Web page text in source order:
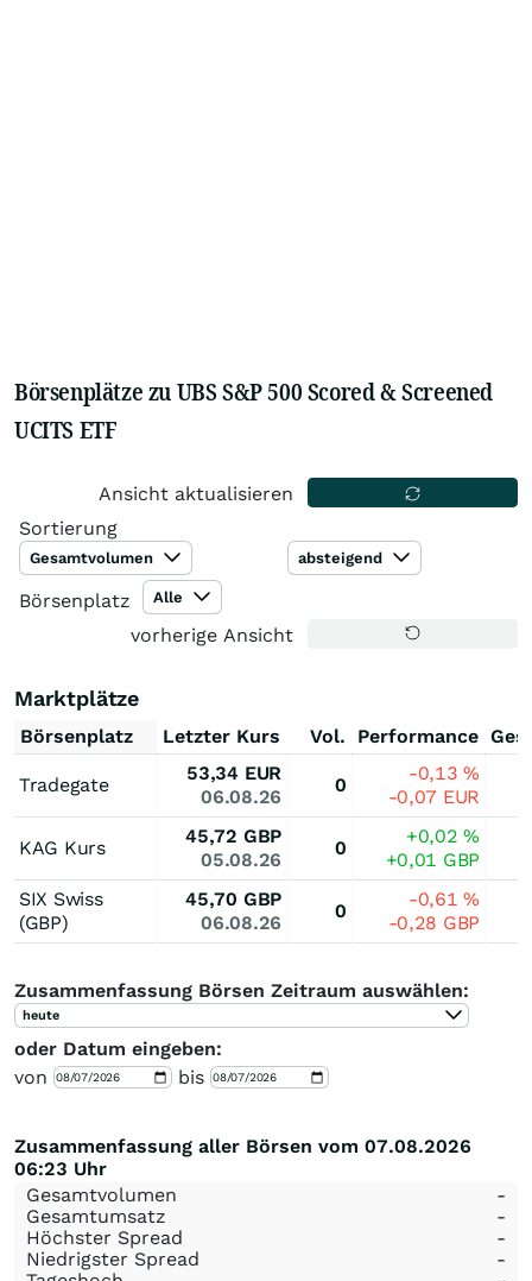
Börsenplätze zu UBS S&P 500 Scored & Screened
UCITS ETF
Ansicht aktualisieren
Sortierung
Gesamtvolumen absteigend
Börsenplatz Alle
vorherige Ansicht
Marktplätze
Börsenplatz Letzter Kurs Vol. Performance
Tradegate
53,34 EUR
06.08.26
0
-0,13%
-0,07 EUR
KAG Kurs
45,72 GBP
05.08.26
0
+0,02%
+0,01 GBP
SIX Swiss
(GBP)
45,70 GBP
06.08.26
0
-0,61%
-0,28 GBP
Zusammenfassung Börsen Zeitraum auswählen:
heute
oder Datum eingeben:
von
bis
Zusammenfassung aller Börsen vom 07.08.2026
06:23 Uhr
Gesamtvolumen
-
Gesamtumsatz
-
Höchster Spread
-
Niedrigster Spread
-